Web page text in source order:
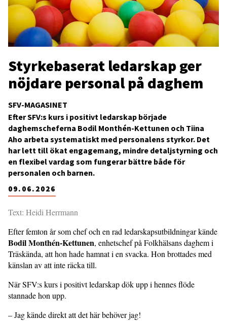
SFV-MAGASINET
Styrkebaserat ledarskap ger
nöjdare personal på daghem
09.06.2026
Efter SFV:s kurs i positivt ledarskap började
daghemscheferna Bodil Monthén-Kettunen och Tiina
Aho arbeta systematiskt med personalens styrkor. Det
har lett till ökat engagemang, mindre detaljstyrning och
en flexibel vardag som fungerar bättre både för
personalen och barnen.
Text: Heidi Herrmann
Efter femton år som chef och en rad ledarskapsutbildningar kände
Bodil Monthén-Kettunen, enhetschef på Folkhälsans daghem i
Träskända, att hon hade hamnat i en svacka. Hon brottades med
känslan av att inte räcka till.
När SFV:s kurs i positivt ledarskap dök upp i hennes flöde
stannade hon upp.
– Jag kände direkt att det här behöver jag!